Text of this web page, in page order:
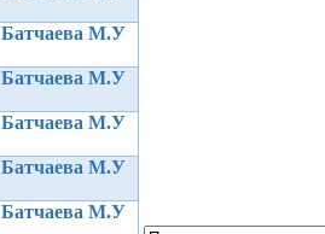
Батчаева М.У
Батчаева М.У
Батчаева М.У
Батчаева М.У
Батчаева М.У